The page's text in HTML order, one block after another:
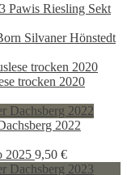
Pawis Riesling Sekt
Silvaner Hönstedt
trocken 2020
2022
2025 9,50 €